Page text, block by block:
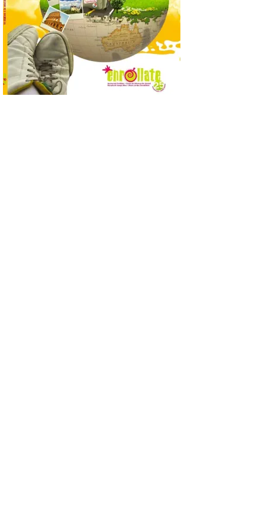
día 25. La reserva de agua en el estanque
«El Mar», […]
El Descenso Internacional
del Sella arranca con el
homenaje a los campeones
y el izado de las banderas
autonómicas